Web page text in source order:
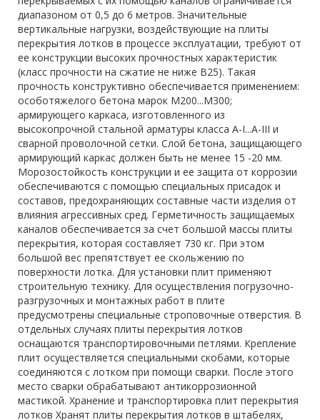
диапазоном от 0,5 до 6 метров. Значительные
вертикальные нагрузки, воздействующие на плиты
перекрытия лотков в процессе эксплуатации, требуют от
ее конструкции высоких прочностных характеристик
(класс прочности на сжатие не ниже В25). Такая
прочность конструктивно обеспечивается применением:
особотяжелого бетона марок М200...М300;
армирующего каркаса, изготовленного из
высокопрочной стальной арматуры класса A-I...A-III и
сварной проволочной сетки. Слой бетона, защищающего
армирующий каркас должен быть не менее 15 -20 мм.
Морозостойкость конструкции и ее защита от коррозии
обеспечиваются с помощью специальных присадок и
составов, предохраняющих составные части изделия от
влияния агрессивных сред. Герметичность защищаемых
каналов обеспечивается за счет большой массы плиты
перекрытия, которая составляет 730 кг. При этом
большой вес препятствует ее скольжению по
поверхности лотка. Для установки плит применяют
строительную технику. Для осуществления погрузочно-
разгрузочных и монтажных работ в плите
предусмотрены специальные строповочные отверстия. В
отдельных случаях плиты перекрытия лотков
оснащаются транспортировочными петлями. Крепление
плит осуществляется специальными скобами, которые
соединяются с лотком при помощи сварки. После этого
место сварки обрабатывают антикоррозионной
мастикой. Хранение и транспортировка плит перекрытия
лотков Хранят плиты перекрытия лотков в штабелях,